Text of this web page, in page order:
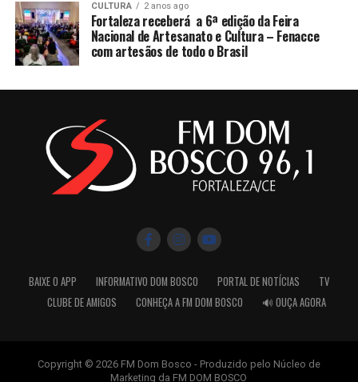
CULTURA 2 anos ago
Fortaleza receberá a 6ª edição da Feira
Nacional de Artesanato e Cultura – Fenacce
com artesãos de todo o Brasil
BAIXE O APP INFORMATIVO DOM BOSCO PORTAL DE NOTÍCIAS
TV
CLUBE DE AMIGOS
CONHEÇA A FM DOM BOSCO 🔊 OUÇA AGORA
Copyright © 2026 FM Dom Bosco - Produzido pelo Núcleo de
Marketing da FM DOM BOSCO